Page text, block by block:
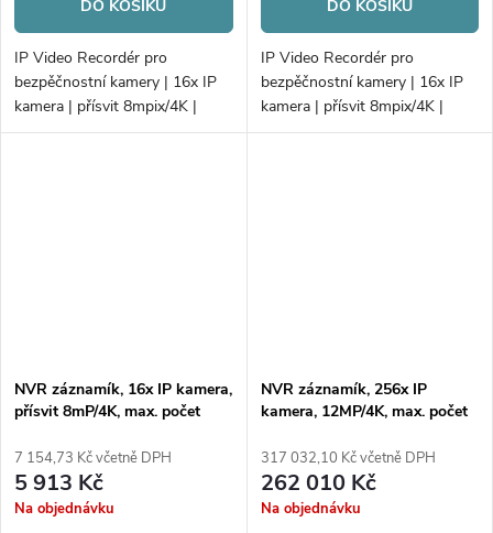
DO KOŠÍKU
IP Video Recordér pro
bezpěčnostní kamery | 16x IP
kamera | přísvit 8mpix/4K |
počet disků 1xHDD |
DO KOŠÍKU
IP Video Recordér pro
bezpěčnostní kamery | 16x IP
kamera | přísvit 8mpix/4K |
počet disků 1xHDD |
NVR záznamík, 16x IP kamera,
přísvit 8mP/4K, max. počet
7 154,73 Kč včetně DPH
5 913 Kč
Na objednávku
NVR záznamík, 256x IP
kamera, 12MP/4K, max. počet
317 032,10 Kč včetně DPH
262 010 Kč
Na objednávku